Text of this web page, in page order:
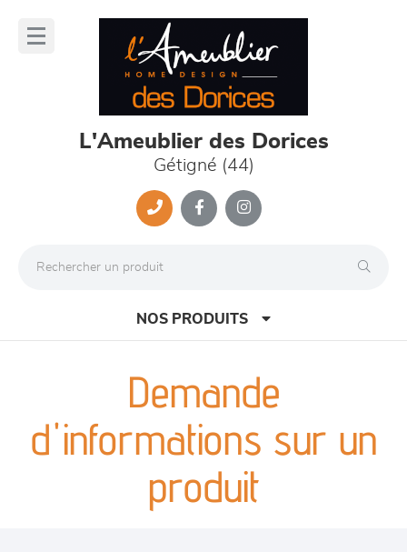
L'Ameublier des Dorices
Gétigné (44)
NOS PRODUITS
canapés et fauteuils
séjours
meubles de complément
Demande
d'informations sur un
produit